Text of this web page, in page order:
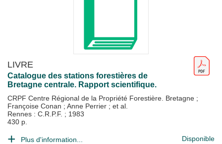
LIVRE
Catalogue des stations forestières de
Bretagne centrale. Rapport scientifique.
CRPF Centre Régional de la Propriété Forestière. Bretagne ;
Françoise Conan ; Anne Perrier ; et al.
Rennes : C.R.P.F. ; 1983
430 p.
Plus d'information... Disponible